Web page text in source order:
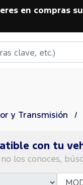
en compras
y Transmisión
con tu
los conoces,